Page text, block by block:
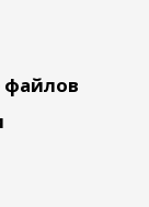
файлов